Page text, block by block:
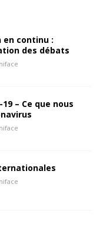
en continu :
des débats
– Ce que nous